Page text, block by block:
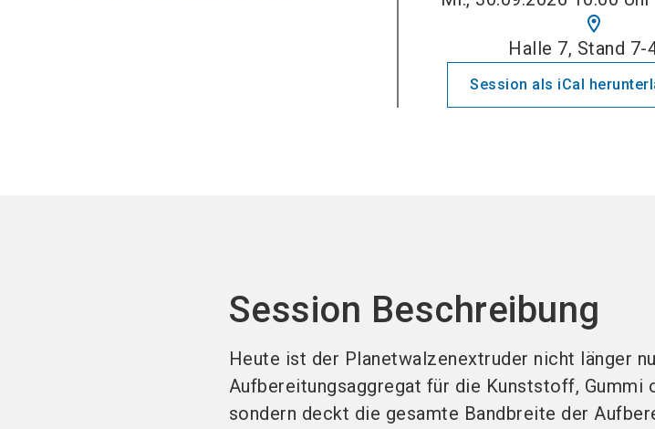
location_on
Halle 7, Stand 7-
Session als iCal
Session Beschreibung
Heute ist der Planetwalzenextruder nicht länger
Aufbereitungsaggregat für die Kunststoff, Gummi
sondern deckt die gesamte Bandbreite der